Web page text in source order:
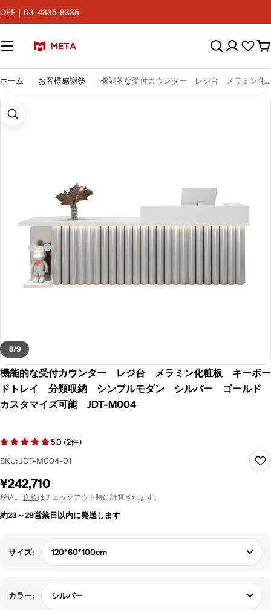
ン
ン
ツ
ス
｜03-4335-9335
カ
ホーム お客様感謝祭 機能的な受付カウンター レジ台 メラミン化粧板 キーボードトレイ 分類収納 シンプルモダン シルバー ゴールド カスタマイズ可能 JDT-M004
画像7をモーダルで開く
8/9
機能的な受付カウンター レジ台 メラミン化粧板 キーボー
ドトレイ 分類収納 シンプルモダン シルバー ゴールド
カスタマイズ可能 JDT-M004
5.0 (2件)
SKU: JDT-M004-01
通
常
価
¥242,710
税込。 送料はチェックアウト時に計算されます。
約23～29営業日以内に発送します
サイズ: 120*60*100cm
カラー: シルバー